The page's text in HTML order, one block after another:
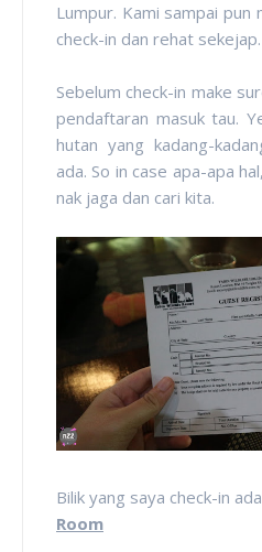
Lumpur. Kami sampai
check-in dan rehat sekejap.
Sebelum check-in make
pendaftaran masuk tau.
hutan yang kadang-
ada. So in case apa-apa
nak jaga dan cari kita.
Bilik yang saya check-in
Room